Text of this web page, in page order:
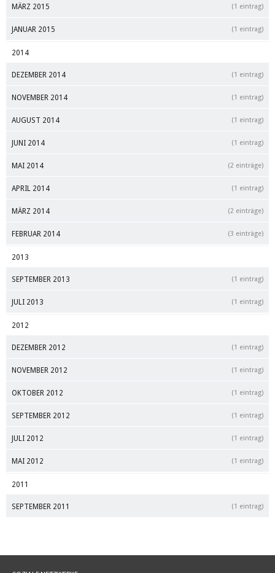
MÄRZ 2015 (1 eintrag)
JANUAR 2015 (1 eintrag)
2014
DEZEMBER 2014 (1 eintrag)
NOVEMBER 2014 (1 eintrag)
AUGUST 2014 (1 eintrag)
JUNI 2014 (1 eintrag)
MAI 2014 (2 einträge)
APRIL 2014 (1 eintrag)
MÄRZ 2014 (2 einträge)
FEBRUAR 2014 (3 einträge)
2013
SEPTEMBER 2013 (1 eintrag)
JULI 2013 (1 eintrag)
2012
DEZEMBER 2012 (1 eintrag)
NOVEMBER 2012 (1 eintrag)
OKTOBER 2012 (1 eintrag)
SEPTEMBER 2012 (1 eintrag)
JULI 2012 (1 eintrag)
MAI 2012 (1 eintrag)
2011
SEPTEMBER 2011 (1 eintrag)